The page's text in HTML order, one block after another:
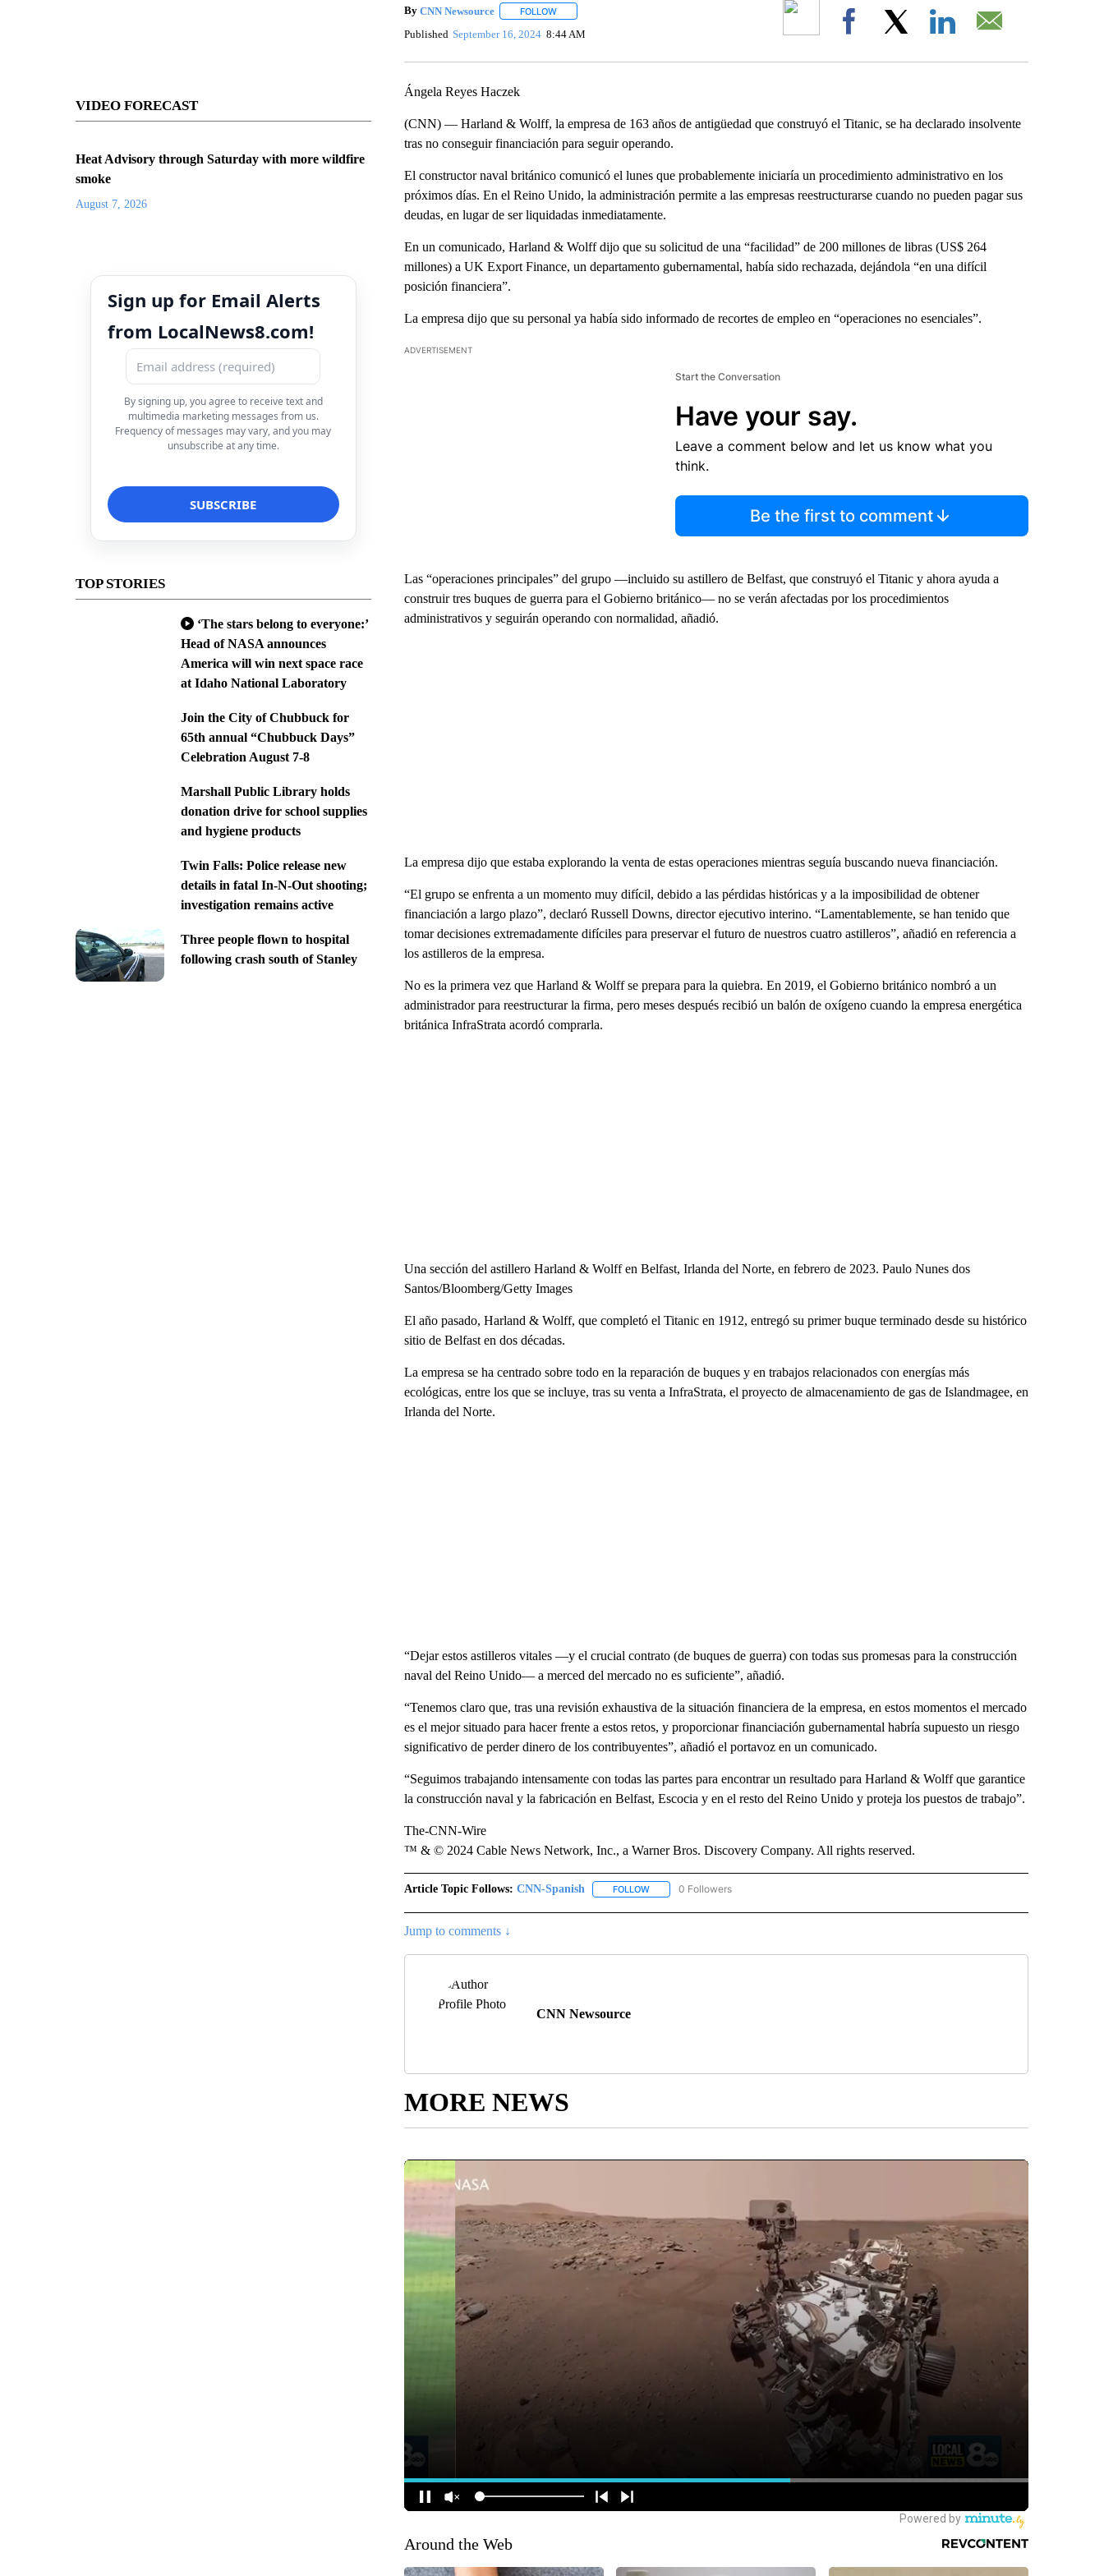
VIDEO FORECAST
Heat Advisory through Saturday with more wildfire
smoke
August 7, 2026
Sign up for Email Alerts
from LocalNews8.com!
By signing up, you agree to receive text and
multimedia marketing messages from us.
Frequency of messages may vary, and you may
unsubscribe at any time.
TOP STORIES
‘The stars belong to everyone:’
Head of NASA announces
America will win next space race
at Idaho National Laboratory
Join the City of Chubbuck for
65th annual “Chubbuck Days”
Celebration August 7-8
Marshall Public Library holds
donation drive for school supplies
and hygiene products
Twin Falls: Police release new
details in fatal In-N-Out shooting;
investigation remains active
Three people flown to hospital
following crash south of Stanley
By CNN Newsource FOLLOWFOLLOW "" TO RECEIVE NOTIFICATIONS ABOUT NEW PAGES ON "".
Published September 16, 2024 8:44 AM Facebook
Ángela Reyes Haczek
(CNN) — Harland & Wolff, la empresa de 163 años de antigüedad que construyó el Titanic, se ha declarado insolvente
tras no conseguir financiación para seguir operando.
El constructor naval británico comunicó el lunes que probablemente iniciaría un procedimiento administrativo en los
próximos días. En el Reino Unido, la administración permite a las empresas reestructurarse cuando no pueden pagar sus
deudas, en lugar de ser liquidadas inmediatamente.
En un comunicado, Harland & Wolff dijo que su solicitud de una “facilidad” de 200 millones de libras (US$ 264
millones) a UK Export Finance, un departamento gubernamental, había sido rechazada, dejándola “en una difícil
posición financiera”.
La empresa dijo que su personal ya había sido informado de recortes de empleo en “operaciones no esenciales”.
ADVERTISEMENT
Start the Conversation
Have your say.
Leave a comment below and let us know what you
think.
Be the first to comment
Las “operaciones principales” del grupo —incluido su astillero de Belfast, que construyó el Titanic y ahora ayuda a
construir tres buques de guerra para el Gobierno británico— no se verán afectadas por los procedimientos
administrativos y seguirán operando con normalidad, añadió.
La empresa dijo que estaba explorando la venta de estas operaciones mientras seguía buscando nueva financiación.
“El grupo se enfrenta a un momento muy difícil, debido a las pérdidas históricas y a la imposibilidad de obtener
financiación a largo plazo”, declaró Russell Downs, director ejecutivo interino. “Lamentablemente, se han tenido que
tomar decisiones extremadamente difíciles para preservar el futuro de nuestros cuatro astilleros”, añadió en referencia a
los astilleros de la empresa.
No es la primera vez que Harland & Wolff se prepara para la quiebra. En 2019, el Gobierno británico nombró a un
administrador para reestructurar la firma, pero meses después recibió un balón de oxígeno cuando la empresa energética
británica InfraStrata acordó comprarla.
Una sección del astillero Harland & Wolff en Belfast, Irlanda del Norte, en febrero de 2023. Paulo Nunes dos
Santos/Bloomberg/Getty Images
El año pasado, Harland & Wolff, que completó el Titanic en 1912, entregó su primer buque terminado desde su histórico
sitio de Belfast en dos décadas.
La empresa se ha centrado sobre todo en la reparación de buques y en trabajos relacionados con energías más
ecológicas, entre los que se incluye, tras su venta a InfraStrata, el proyecto de almacenamiento de gas de Islandmagee, en
Irlanda del Norte.
“Dejar estos astilleros vitales —y el crucial contrato (de buques de guerra) con todas sus promesas para la construcción
naval del Reino Unido— a merced del mercado no es suficiente”, añadió.
“Tenemos claro que, tras una revisión exhaustiva de la situación financiera de la empresa, en estos momentos el mercado
es el mejor situado para hacer frente a estos retos, y proporcionar financiación gubernamental habría supuesto un riesgo
significativo de perder dinero de los contribuyentes”, añadió el portavoz en un comunicado.
“Seguimos trabajando intensamente con todas las partes para encontrar un resultado para Harland & Wolff que garantice
la construcción naval y la fabricación en Belfast, Escocia y en el resto del Reino Unido y proteja los puestos de trabajo”.
The-CNN-Wire
™ & © 2024 Cable News Network, Inc., a Warner Bros. Discovery Company. All rights reserved.
Article Topic Follows: CNN-Spanish FOLLOWFOLLOW "CNN-SPANISH" TO RECEIVE NOTIFICATIONS ABOUT NEW PAGES ON "CNN-SPANISH".
0 Followers
Jump to comments ↓
CNN Newsource
MORE NEWS
Around the Web